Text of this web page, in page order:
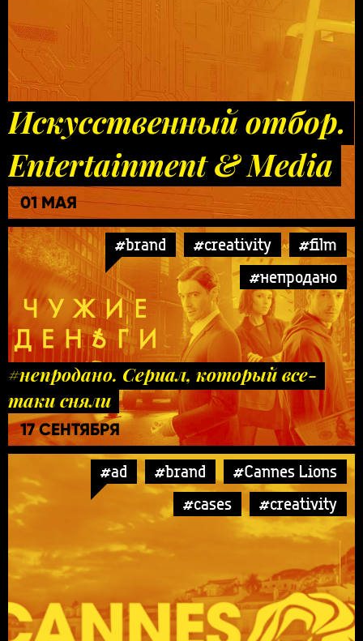
Искусственный отбор.
Entertainment & Media
01 МАЯ
#brand #creativity
#film
#непродано
#непродано. Сериал, который все-
таки сняли
17 СЕНТЯБРЯ
#ad #brand
#Cannes Lions
#cases
#creativity